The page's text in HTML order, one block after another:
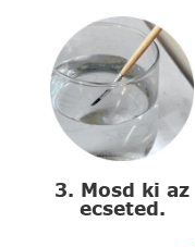
3. Mosd ki az
ecseted.